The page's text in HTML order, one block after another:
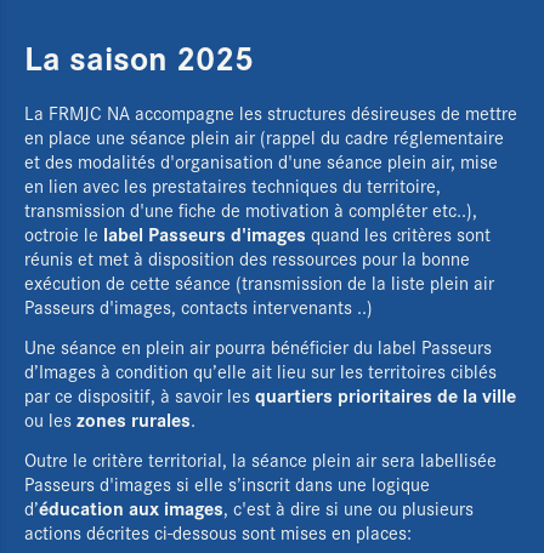
La saison 2025
La FRMJC NA accompagne les structures désireuses de mettre
en place une séance plein air (rappel du cadre réglementaire
et des modalités d'organisation d'une séance plein air, mise
en lien avec les prestataires techniques du territoire,
transmission d'une fiche de motivation à compléter etc..),
octroie le label Passeurs d'images quand les critères sont
réunis et met à disposition des ressources pour la bonne
exécution de cette séance (transmission de la liste plein air
Passeurs d'images, contacts intervenants ..)
Une séance en plein air pourra bénéficier du label Passeurs
d’Images à condition qu’elle ait lieu sur les territoires ciblés
par ce dispositif, à savoir lesquartiers prioritaires de la ville
ou leszones rurales.
Outre le critère territorial, la séance plein air sera labellisée
Passeurs d'images si elle s’inscrit dans une logique
d’éducation aux images, c'est à dire si une ou plusieurs
actions décrites ci-dessous sont mises en places: